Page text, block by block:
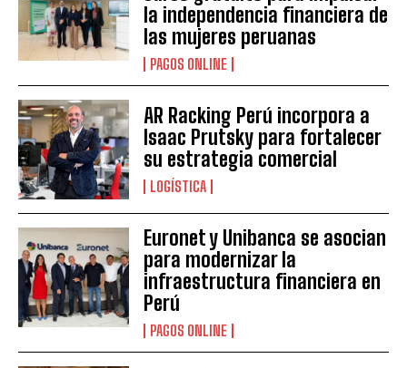
la independencia financiera de
las mujeres peruanas
PAGOS ONLINE
AR Racking Perú incorpora a
Isaac Prutsky para fortalecer
su estrategia comercial
LOGÍSTICA
Euronet y Unibanca se asocian
para modernizar la
infraestructura financiera en
Perú
PAGOS ONLINE